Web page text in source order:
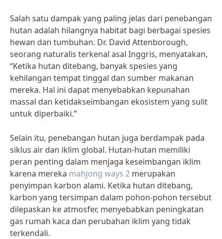
Salah satu dampak yang paling jelas dari penebangan
hutan adalah hilangnya habitat bagi berbagai spesies
hewan dan tumbuhan. Dr. David Attenborough,
seorang naturalis terkenal asal Inggris, menyatakan,
“Ketika hutan ditebang, banyak spesies yang
kehilangan tempat tinggal dan sumber makanan
mereka. Hal ini dapat menyebabkan kepunahan
massal dan ketidakseimbangan ekosistem yang sulit
untuk diperbaiki.”
Selain itu, penebangan hutan juga berdampak pada
siklus air dan iklim global. Hutan-hutan memiliki
peran penting dalam menjaga keseimbangan iklim
karena mereka mahjong ways 2 merupakan
penyimpan karbon alami. Ketika hutan ditebang,
karbon yang tersimpan dalam pohon-pohon tersebut
dilepaskan ke atmosfer, menyebabkan peningkatan
gas rumah kaca dan perubahan iklim yang tidak
terkendali.